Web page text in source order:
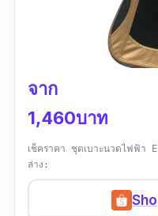
จาก
1,460บาท
เช็คราคา ชุดเบาะนวดไฟฟ้
ล่าง: